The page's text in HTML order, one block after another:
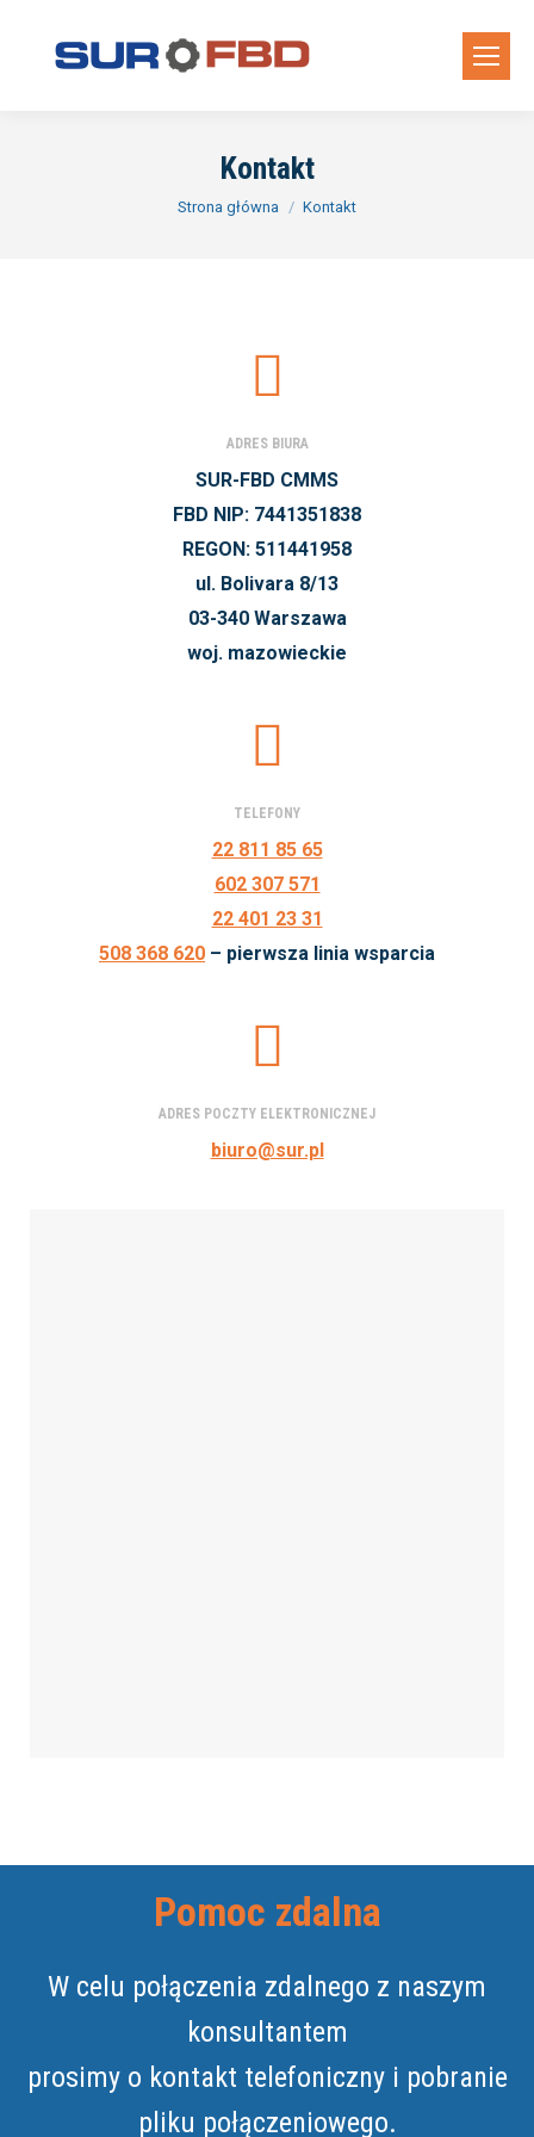
Kontakt
Jesteś tutaj:
Strona główna Kontakt
ADRES BIURA
SUR-FBD CMMS
FBD NIP: 7441351838
REGON: 511441958
ul. Bolivara 8/13
03-340 Warszawa
woj. mazowieckie
TELEFONY
22 811 85 65
602 307 571
22 401 23 31
508 368 620 – pierwsza linia wsparcia
ADRES POCZTY ELEKTRONICZNEJ
biuro@sur.pl
Pomoc zdalna
W celu połączenia zdalnego z naszym
konsultantem
prosimy o kontakt telefoniczny i pobranie
pliku połączeniowego.